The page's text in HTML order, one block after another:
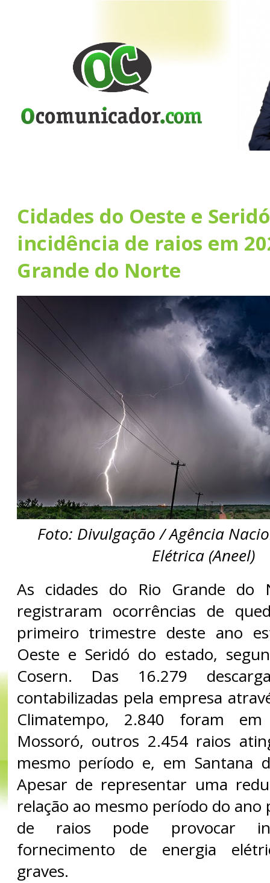
Cidades do Oeste e
incidência de raios em
Grande do Norte
Foto: Divulgação / Agência
Elétrica (Aneel)
As cidades do Rio Grande do
registraram ocorrências de
primeiro trimestre deste ano
Oeste e Seridó do estado,
Cosern. Das 16.279
contabilizadas pela empresa
Climatempo, 2.840 foram
Mossoró, outros 2.454 raios
mesmo período e, em Santana
Apesar de representar uma
relação ao mesmo período do ano
de raios pode provocar
fornecimento de energia
graves.